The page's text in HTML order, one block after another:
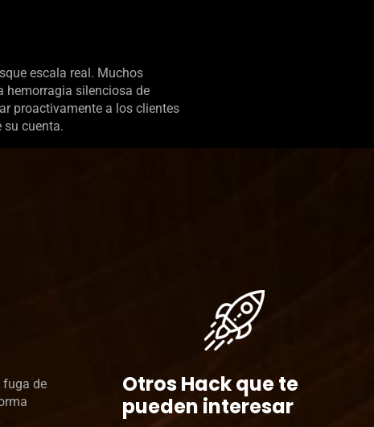
escala real. Muchos
hemorragia silenciosa de
proactivamente a los clientes
su cuenta.
fuga de
Otros Hack que te
pueden interesar